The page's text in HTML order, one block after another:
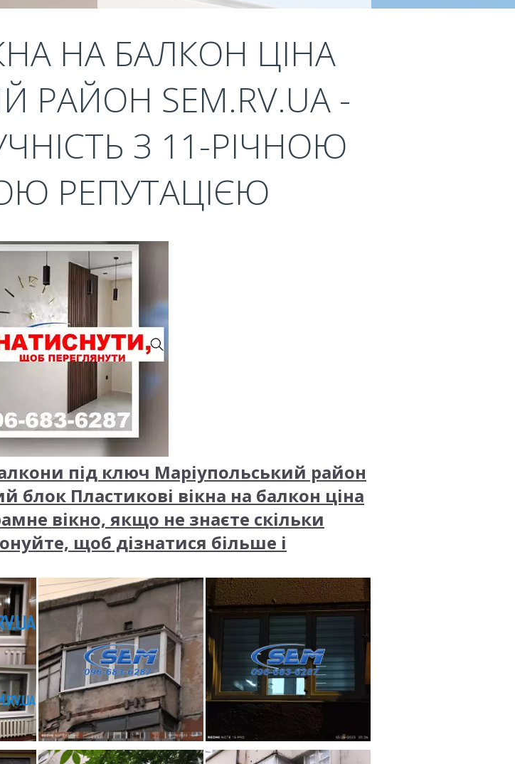
НА БАЛКОН ЦІНА
РАЙОН SEM.RV.UA -
З 11-РІЧНОЮ
РЕПУТАЦІЄЮ
під ключ Маріупольський район
блок Пластикові вікна на балкон ціна
вікно, якщо не знаєте скільки
щоб дізнатися більше і